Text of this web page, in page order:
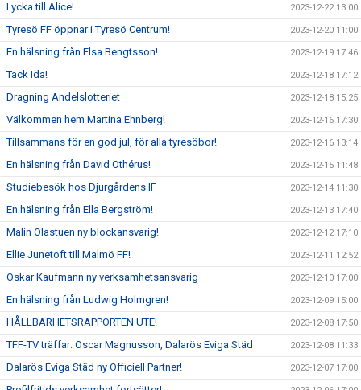
Lycka till Alice! 2023-12-22 13:00
Tyresö FF öppnar i Tyresö Centrum! 2023-12-20 11:00
En hälsning från Elsa Bengtsson! 2023-12-19 17:46
Tack Ida! 2023-12-18 17:12
Dragning Andelslotteriet 2023-12-18 15:25
Välkommen hem Martina Ehnberg! 2023-12-16 17:30
Tillsammans för en god jul, för alla tyresöbor! 2023-12-16 13:14
En hälsning från David Othérus! 2023-12-15 11:48
Studiebesök hos Djurgårdens IF 2023-12-14 11:30
En hälsning från Ella Bergström! 2023-12-13 17:40
Malin Olastuen ny blockansvarig! 2023-12-12 17:10
Ellie Junetoft till Malmö FF! 2023-12-11 12:52
Oskar Kaufmann ny verksamhetsansvarig 2023-12-10 17:00
En hälsning från Ludwig Holmgren! 2023-12-09 15:00
HÅLLBARHETSRAPPORTEN UTE! 2023-12-08 17:50
TFF-TV träffar: Oscar Magnusson, Dalarös Eviga Städ 2023-12-08 11:33
Dalarös Eviga Städ ny Officiell Partner! 2023-12-07 17:00